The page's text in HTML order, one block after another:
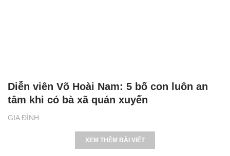
GIA ĐÌNH
Diễn viên Võ Hoài Nam: 5 bố con luôn an
tâm khi có bà xã quán xuyến
XEM THÊM BÀI VIẾT